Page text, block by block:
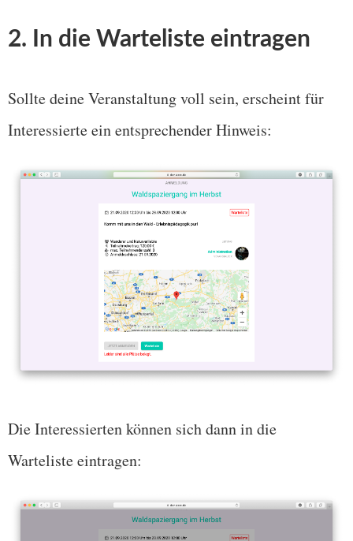
2. In die Warteliste eintragen
Sollte deine Veranstaltung voll sein, erscheint für
Interessierte ein entsprechender Hinweis:
Die Interessierten können sich dann in die
Warteliste eintragen: